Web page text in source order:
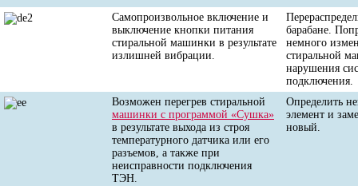
Самопроизвольное включение и
выключение кнопки питания
стиральной машинки в результате
излишней вибрации.
барабане.
немного
стиральной
нарушения
подключения.
Возможен перегрев стиральной
машинки с программой «Сушка»
в результате выхода из строя
температурного датчика или его
разъемов, а также при
неисправности подключения
ТЭН.
Определить
элемент и
новый.